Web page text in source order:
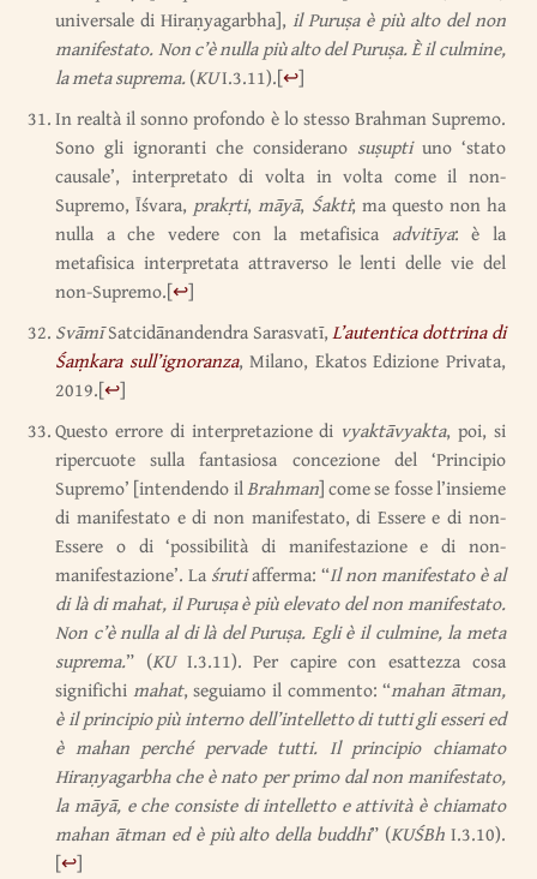
universale di Hiraṇyagarbha],il Puruṣa è più alto del non
manifestato. Non c’è nulla più alto del Puruṣa. È il culmine,
la meta suprema.(KUI.3.11).[↩]
In realtà il sonno profondo è lo stesso Brahman Supremo.
Sono gli ignoranti che considerano suṣuptiuno ‘stato
causale’, interpretato di volta in volta come il non-
Supremo, Īśvara, prakṛti,māyā, Śakti; ma questo non ha
nulla a che vedere con la metafisica advitīya: è la
metafisica interpretata attraverso le lenti delle vie del
non-Supremo.[↩]
SvāmīSatcidānandendra Sarasvatī,L’autentica dottrina di
Śaṃkara sull’ignoranza, Milano, Ekatos Edizione Privata,
2019.[↩]
Questo errore di interpretazione di vyaktāvyakta, poi, si
ripercuote sulla fantasiosa concezione del ‘Principio
Supremo’ [intendendo ilBrahman] come se fosse l’insieme
di manifestato e di non manifestato, di Essere e di non-
Essere o di ‘possibilità di manifestazione e di non-
manifestazione’. La śrutiafferma: “Il non manifestato è al
di là dimahat, il Puruṣa è più elevato del non manifestato.
Non c’è nulla al di là del Puruṣa. Egli è il culmine, la meta
suprema.” (KU I.3.11). Per capire con esattezza cosa
significhi mahat, seguiamo il commento: “mahan ātman,
è il principio più interno dell’intelletto di tutti gli esseri ed
è mahan perché pervade tutti. Il principio chiamato
Hiraṇyagarbha che è nato per primo dal non manifestato,
la māyā, e che consiste di intelletto e attività è chiamato
mahan ātman ed è più alto della buddhi” (KUŚBh I.3.10).
[↩]